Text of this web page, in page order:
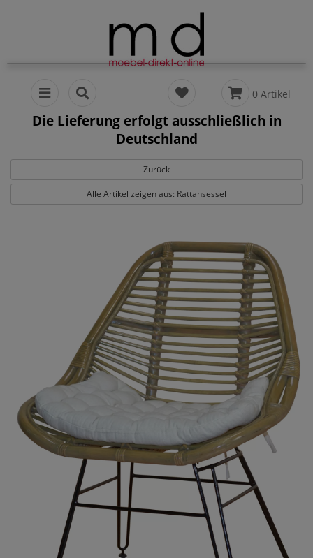
0 Artikel
Die Lieferung erfolgt ausschließlich in
Deutschland
Zurück
Alle Artikel zeigen aus: Rattansessel